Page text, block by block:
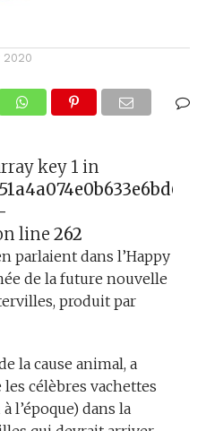
2020
key 1 in
line 262
parlaient dans l’Happy
de la future nouvelle
produit par
la cause animal, a
célèbres vachettes
l’époque) dans la